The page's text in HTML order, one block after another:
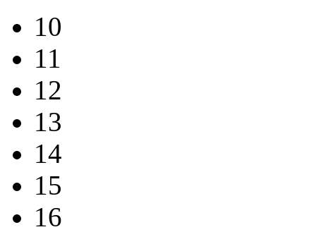
10
11
12
13
14
15
16